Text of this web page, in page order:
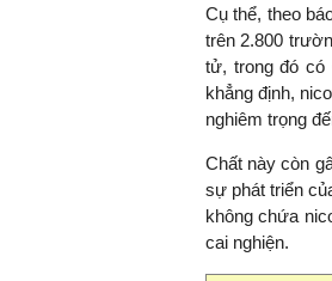
Cụ thể, theo
trên 2.800
tử, trong đó
khẳng định,
nghiêm trọng
Chất này còn
sự phát triển
không chứa
cai nghiện.